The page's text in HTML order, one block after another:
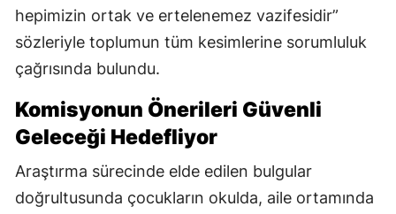
hepimizin ortak ve ertelenemez vazifesidir”
sözleriyle toplumun tüm kesimlerine sorumluluk
çağrısında bulundu.
Komisyonun Önerileri Güvenli
Geleceği Hedefliyor
Araştırma sürecinde elde edilen bulgular
doğrultusunda çocukların okulda, aile ortamında